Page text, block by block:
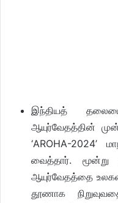
இந்தியத்
ஆயுர்வேதத்தின்
‘AROHA-2024’
வைத்தார். மூன்று
ஆயுர்வேதத்தை
தூணாக